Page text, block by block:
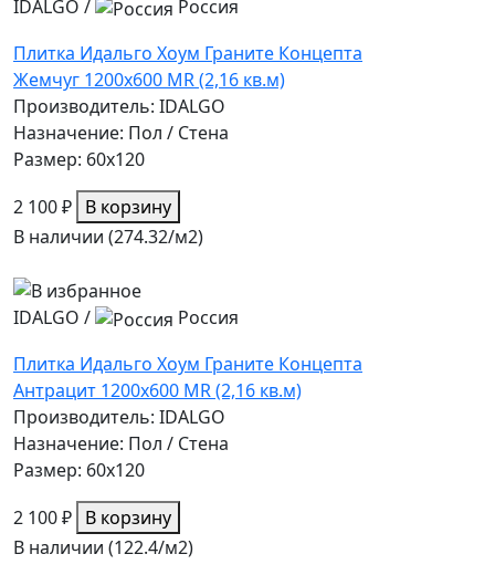
IDALGO /
Россия
Плитка Идальго Хоум Граните Концепта
Жемчуг 1200x600 MR (2,16 кв.м)
Производитель: IDALGO
Назначение: Пол / Стена
Размер: 60x120
2 100 ₽ В корзину
В наличии (274.32/м2)
IDALGO /
Россия
Плитка Идальго Хоум Граните Концепта
Антрацит 1200x600 MR (2,16 кв.м)
Производитель: IDALGO
Назначение: Пол / Стена
Размер: 60x120
2 100 ₽ В корзину
В наличии (122.4/м2)